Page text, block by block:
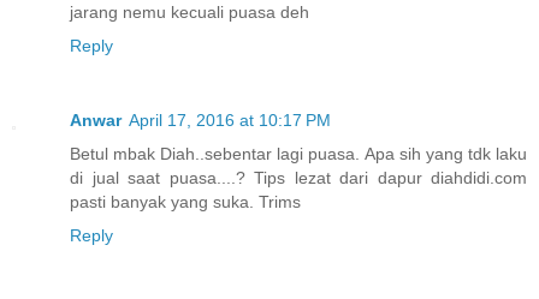
jarang nemu kecuali puasa deh
Reply
Anwar April 17, 2016 at 10:17 PM
Betul mbak Diah..sebentar lagi puasa. Apa sih yang tdk laku
di jual saat puasa....? Tips lezat dari dapur diahdidi.com
pasti banyak yang suka. Trims
Reply